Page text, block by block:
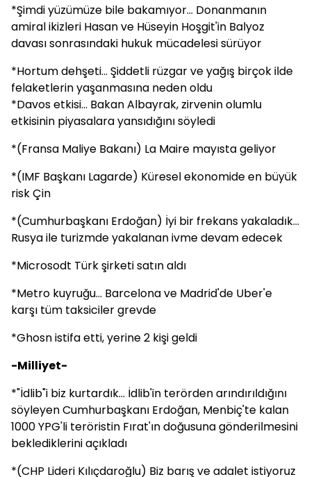
*Şimdi yüzümüze bile bakamıyor... Donanmanın
amiral ikizleri Hasan ve Hüseyin Hoşgit'in Balyoz
davası sonrasındaki hukuk mücadelesi sürüyor
*Hortum dehşeti... Şiddetli rüzgar ve yağış birçok ilde
felaketlerin yaşanmasına neden oldu
*Davos etkisi... Bakan Albayrak, zirvenin olumlu
etkisinin piyasalara yansıdığını söyledi
*(Fransa Maliye Bakanı) La Maire mayısta geliyor
*(IMF Başkanı Lagarde) Küresel ekonomide en büyük
risk Çin
*(Cumhurbaşkanı Erdoğan) İyi bir frekans yakaladık...
Rusya ile turizmde yakalanan ivme devam edecek
*Microsodt Türk şirketi satın aldı
*Metro kuyruğu... Barcelona ve Madrid'de Uber'e
karşı tüm taksiciler grevde
*Ghosn istifa etti, yerine 2 kişi geldi
-Milliyet-
*"İdlib"i biz kurtardık... İdlib'in terörden arındırıldığını
söyleyen Cumhurbaşkanı Erdoğan, Menbiç'te kalan
1000 YPG'li teröristin Fırat'ın doğusuna gönderilmesini
beklediklerini açıkladı
*(CHP Lideri Kılıçdaroğlu) Biz barış ve adalet istiyoruz